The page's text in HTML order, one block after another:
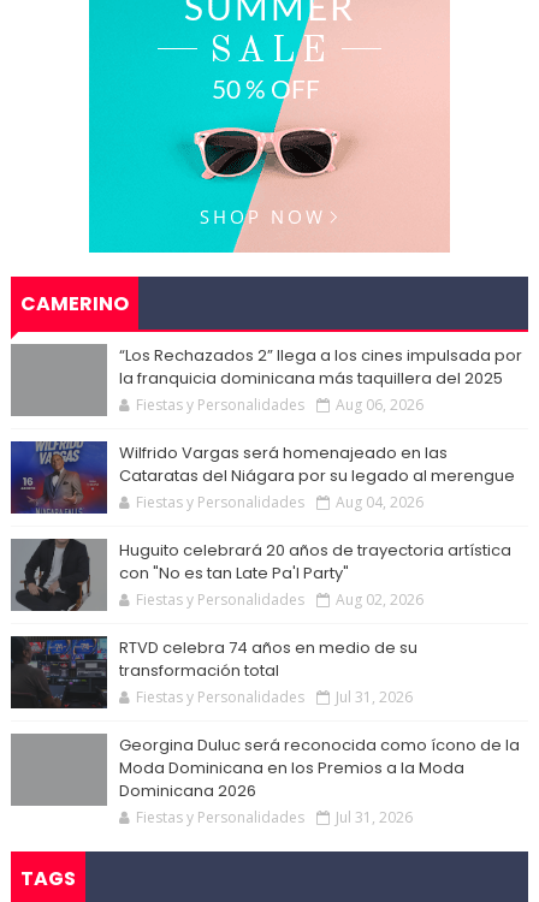
CAMERINO
“Los Rechazados 2” llega a los cines impulsada por
la franquicia dominicana más taquillera del 2025
Fiestas y Personalidades Aug 06, 2026
Wilfrido Vargas será homenajeado en las
Cataratas del Niágara por su legado al merengue
Fiestas y Personalidades Aug 04, 2026
Huguito celebrará 20 años de trayectoria artística
con "No es tan Late Pa'l Party"
Fiestas y Personalidades Aug 02, 2026
RTVD celebra 74 años en medio de su
transformación total
Fiestas y Personalidades Jul 31, 2026
Georgina Duluc será reconocida como ícono de la
Moda Dominicana en los Premios a la Moda
Dominicana 2026
Fiestas y Personalidades Jul 31, 2026
TAGS